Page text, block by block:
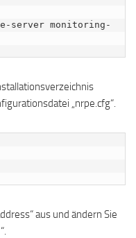
server monitoring-
„nrpe.cfg“.
aus und ändern Sie